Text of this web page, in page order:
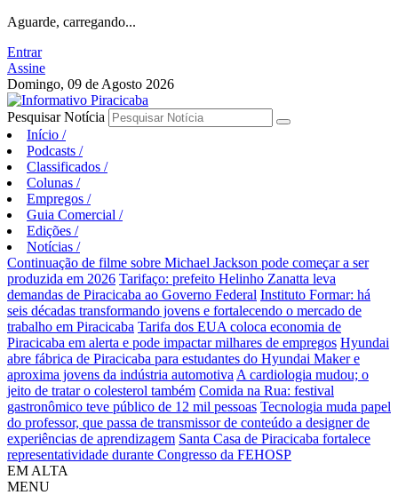
Aguarde, carregando...
Entrar
Assine
Domingo, 09 de Agosto 2026
Pesquisar Notícia
Início /
Podcasts /
Classificados /
Colunas /
Empregos /
Guia Comercial /
Edições /
Notícias /
Continuação de filme sobre Michael Jackson pode começar a ser
produzida em 2026 Tarifaço: prefeito Helinho Zanatta leva
demandas de Piracicaba ao Governo Federal Instituto Formar: há
seis décadas transformando jovens e fortalecendo o mercado de
trabalho em Piracicaba Tarifa dos EUA coloca economia de
Piracicaba em alerta e pode impactar milhares de empregos Hyundai
abre fábrica de Piracicaba para estudantes do Hyundai Maker e
aproxima jovens da indústria automotiva A cardiologia mudou; o
jeito de tratar o colesterol também Comida na Rua: festival
gastronômico teve público de 12 mil pessoas Tecnologia muda papel
do professor, que passa de transmissor de conteúdo a designer de
experiências de aprendizagem Santa Casa de Piracicaba fortalece
representatividade durante Congresso da FEHOSP
EM ALTA
MENU